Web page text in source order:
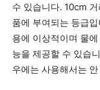
수 있습니다. 10cm
품에 부여되는 등급
용에 이상적이며 물
능을 제공할 수 있습
우에는 사용해서는